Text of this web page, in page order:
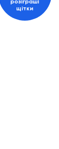
розіграші
щітки